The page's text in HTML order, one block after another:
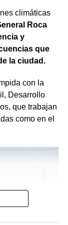
climáticas
Roca
y
que
la ciudad.
con la
Desarrollo
que trabajan
como en el